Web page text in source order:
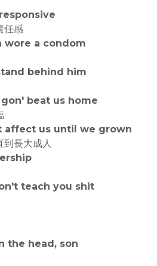
任感
wore a condom
behind him
beat us home
affect us until we grown
長大成人
teach you shit
the head, son